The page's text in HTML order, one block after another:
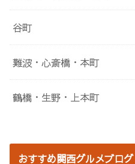
谷町
難波・心斎橋・本町
鶴橋・生野・上本町
おすすめ関西グルメブログ